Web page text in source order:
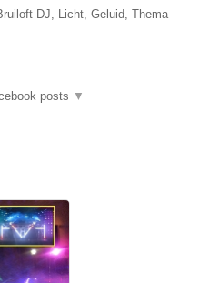
DJ, Licht, Geluid, Thema
posts ▼